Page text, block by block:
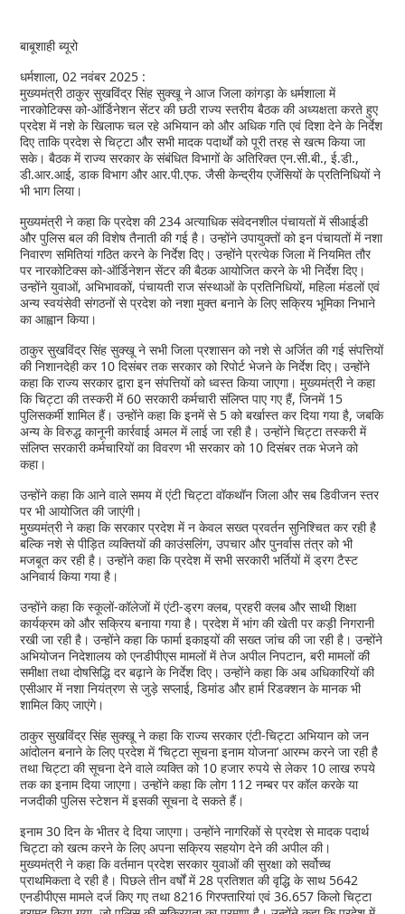
बाबूशाही ब्यूरो
धर्मशाला, 02 नवंबर 2025 :
मुख्यमंत्री ठाकुर सुखविंद्र सिंह सुक्खू ने आज जिला कांगड़ा के धर्मशाला में
नारकोटिक्स को-ऑर्डिनेशन सेंटर की छठी राज्य स्तरीय बैठक की अध्यक्षता करते हुए
प्रदेश में नशे के खिलाफ चल रहे अभियान को और अधिक गति एवं दिशा देने के निर्देश
दिए ताकि प्रदेश से चिट्टा और सभी मादक पदार्थों को पूरी तरह से खत्म किया जा
सके। बैठक में राज्य सरकार के संबंधित विभागों के अतिरिक्त एन.सी.बी., ई.डी.,
डी.आर.आई, डाक विभाग और आर.पी.एफ. जैसी केन्द्रीय एजेंसियों के प्रतिनिधियों ने
भी भाग लिया।
मुख्यमंत्री ने कहा कि प्रदेश की 234 अत्याधिक संवेदनशील पंचायतों में सीआईडी
और पुलिस बल की विशेष तैनाती की गई है। उन्होंने उपायुक्तों को इन पंचायतों में नशा
निवारण समितियां गठित करने के निर्देश दिए। उन्होंने प्रत्येक जिला में नियमित तौर
पर नारकोटिक्स को-ऑर्डिनेशन सेंटर की बैठक आयोजित करने के भी निर्देश दिए।
उन्होंने युवाओं, अभिभावकों, पंचायती राज संस्थाओं के प्रतिनिधियों, महिला मंडलों एवं
अन्य स्वयंसेवी संगठनों से प्रदेश को नशा मुक्त बनाने के लिए सक्रिय भूमिका निभाने
का आह्वान किया।
ठाकुर सुखविंद्र सिंह सुक्खू ने सभी जिला प्रशासन को नशे से अर्जित की गई संपत्तियों
की निशानदेही कर 10 दिसंबर तक सरकार को रिपोर्ट भेजने के निर्देश दिए। उन्होंने
कहा कि राज्य सरकार द्वारा इन संपत्तियों को ध्वस्त किया जाएगा। मुख्यमंत्री ने कहा
कि चिट्टा की तस्करी में 60 सरकारी कर्मचारी संलिप्त पाए गए हैं, जिनमें 15
पुलिसकर्मी शामिल हैं। उन्होंने कहा कि इनमें से 5 को बर्खास्त कर दिया गया है, जबकि
अन्य के विरुद्ध कानूनी कार्रवाई अमल में लाई जा रही है। उन्होंने चिट्टा तस्करी में
संलिप्त सरकारी कर्मचारियों का विवरण भी सरकार को 10 दिसंबर तक भेजने को
कहा।
उन्होंने कहा कि आने वाले समय में एंटी चिट्टा वॉकथॉन जिला और सब डिवीजन स्तर
पर भी आयोजित की जाएंगी।
मुख्यमंत्री ने कहा कि सरकार प्रदेश में न केवल सख्त प्रवर्तन सुनिश्चित कर रही है
बल्कि नशे से पीड़ित व्यक्तियों की काउंसलिंग, उपचार और पुनर्वास तंत्र को भी
मजबूत कर रही है। उन्होंने कहा कि प्रदेश में सभी सरकारी भर्तियों में ड्रग टैस्ट
अनिवार्य किया गया है।
उन्होंने कहा कि स्कूलों-कॉलेजों में एंटी-ड्रग क्लब, प्रहरी क्लब और साथी शिक्षा
कार्यक्रम को और सक्रिय बनाया गया है। प्रदेश में भांग की खेती पर कड़ी निगरानी
रखी जा रही है। उन्होंने कहा कि फार्मा इकाइयों की सख्त जांच की जा रही है। उन्होंने
अभियोजन निदेशालय को एनडीपीएस मामलों में तेज अपील निपटान, बरी मामलों की
समीक्षा तथा दोषसिद्धि दर बढ़ाने के निर्देश दिए। उन्होंने कहा कि अब अधिकारियों की
एसीआर में नशा नियंत्रण से जुड़े सप्लाई, डिमांड और हार्म रिडक्शन के मानक भी
शामिल किए जाएंगे।
ठाकुर सुखविंद्र सिंह सुक्खू ने कहा कि राज्य सरकार एंटी-चिट्टा अभियान को जन
आंदोलन बनाने के लिए प्रदेश में ‘चिट्टा सूचना इनाम योजना’ आरम्भ करने जा रही है
तथा चिट्टा की सूचना देने वाले व्यक्ति को 10 हजार रुपये से लेकर 10 लाख रुपये
तक का इनाम दिया जाएगा। उन्होंने कहा कि लोग 112 नम्बर पर कॉल करके या
नजदीकी पुलिस स्टेशन में इसकी सूचना दे सकते हैं।
इनाम 30 दिन के भीतर दे दिया जाएगा। उन्होंने नागरिकों से प्रदेश से मादक पदार्थ
चिट्टा को खत्म करने के लिए अपना सक्रिय सहयोग देने की अपील की।
मुख्यमंत्री ने कहा कि वर्तमान प्रदेश सरकार युवाओं की सुरक्षा को सर्वोच्च
प्राथमिकता दे रही है। पिछले तीन वर्षों में 28 प्रतिशत की वृद्धि के साथ 5642
एनडीपीएस मामले दर्ज किए गए तथा 8216 गिरफ्तारियां एवं 36.657 किलो चिट्टा